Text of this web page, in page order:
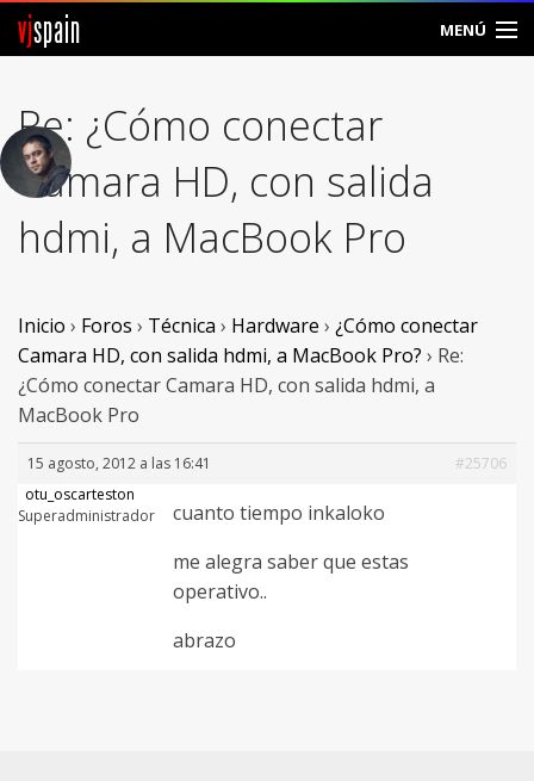
vjspain MENÚ
Foros
Noticias
Vjspain
Ayuda
Entrar
Crear Cuenta
Re: ¿Cómo conectar
Camara HD, con salida
hdmi, a MacBook Pro
Inicio › Foros › Técnica › Hardware › ¿Cómo conectar
Camara HD, con salida hdmi, a MacBook Pro? › Re:
¿Cómo conectar Camara HD, con salida hdmi, a
MacBook Pro
15 agosto, 2012 a las 16:41
#25706
otu_oscarteston
Superadministrador
cuanto tiempo inkaloko
me alegra saber que estas
operativo..
abrazo